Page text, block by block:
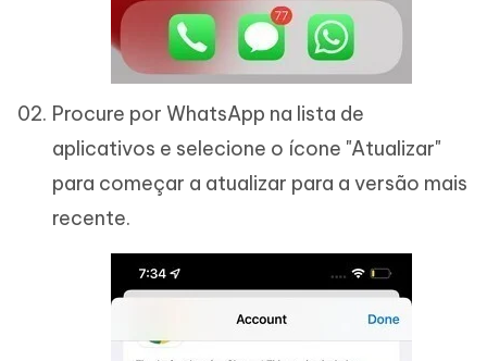
Procure por WhatsApp na lista de
aplicativos e selecione o ícone "Atualizar"
para começar a atualizar para a versão mais
recente.